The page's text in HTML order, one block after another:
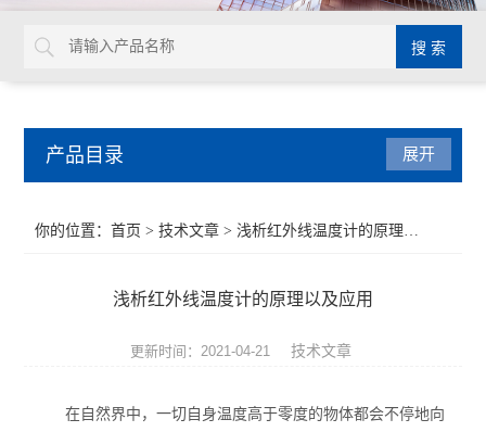
产品目录
焊接拆焊
展开
你的位置：首页 >技术文章 > 浅析红外线温度计的原理以及应用
浅析红外线温度计的原理以及应用
更新时间：2021-04-21 技术文章
在自然界中，一切自身温度高于零度的物体都会不停地向